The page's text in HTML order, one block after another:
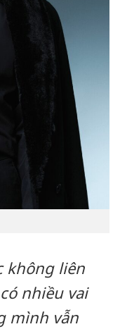
không liên
nhiều vai
mình vẫn